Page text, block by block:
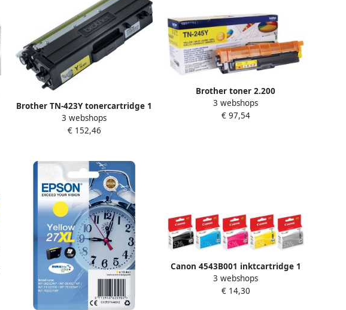
Brother TN-423Y tonercartridge 1
stuk(s) Origineel Geel (TN-423Y)
3 webshops
€ 152,46
Brother toner 2.200
pagina&apos;s OEM TN-245Y geel
3 webshops
€ 97,54
Canon 4543B001 inktcartridge 1
stuk(s) Origineel Geel (4543B001)
3 webshops
€ 14,30